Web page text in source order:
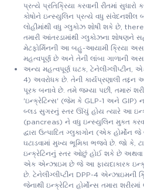
પ્રત્યે પ્રતિક્રિયા કરવાની રીતમાં
કોષોને ઇન્સ્યુલિન પ્રત્યે વધુ સંવેદનશીલ
લોહીમાંથી વધુ ગ્લુકોઝ શોષી શકે છે,
તમારી આંતરડામાંથી ગ્લુકોઝના શોષણને
મેટફોર્મિનની આ બહુ-આયામી ક્રિયા
મહત્વપૂર્ણ છે અને તેની લાંબા ગાળાની
અન્ય મહત્વપૂર્ણ ઘટક, ટેનેલીગ્લીપ્ટીન,
4) અવરોધક છે. તેની કાર્યપ્રણાલી
પૂરક બનાવે છે. તમે જમ્યા પછી, તમારું
'ઇન્ક્રેટિન્સ' (જેમ કે GLP-1 અને GIP)
બ્લડ સુગરનું સ્તર ઊંચું હોય ત્યારે આ
(pancreas) ને વધુ ઇન્સ્યુલિન મુક્ત
દ્વારા ઉત્પાદિત ગ્લુકાગોન (એક હોર્મોન
ઘટાડવામાં મુખ્ય ભૂમિકા ભજવે છે. જો કે,
ઇન્ક્રેટિનનું સ્તર ઓછું હોઈ શકે છે અથવા
એક એન્ઝાઇમ છે જે આ ફાયદાકારક
છે. ટેનેલીગ્લીપ્ટીન DPP-4 એન્ઝાઇમની
જેનાથી ઇન્ક્રેટિન હોર્મોન્સ તમારા